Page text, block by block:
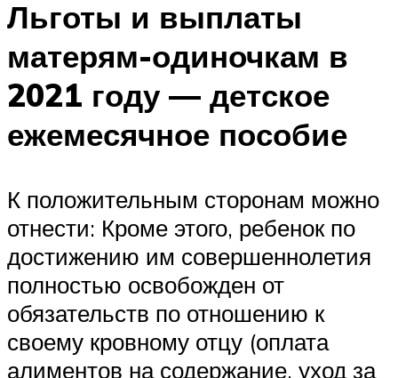
Льготы и выплаты
матерям-одиночкам в
2021 году — детское
ежемесячное пособие
К положительным сторонам можно
отнести: Кроме этого, ребенок по
достижению им совершеннолетия
полностью освобожден от
обязательств по отношению к
своему кровному отцу (оплата
алиментов на содержание, уход за